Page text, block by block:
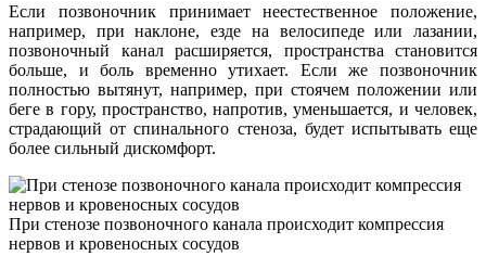
Если позвоночник принимает неестественное положение,
например, при наклоне, езде на велосипеде или лазании,
позвоночный канал расширяется, пространства становится
больше, и боль временно утихает. Если же позвоночник
полностью вытянут, например, при стоячем положении или
беге в гору, пространство, напротив, уменьшается, и человек,
страдающий от спинального стеноза, будет испытывать еще
более сильный дискомфорт.
При стенозе позвоночного канала происходит компрессия
нервов и кровеносных сосудов